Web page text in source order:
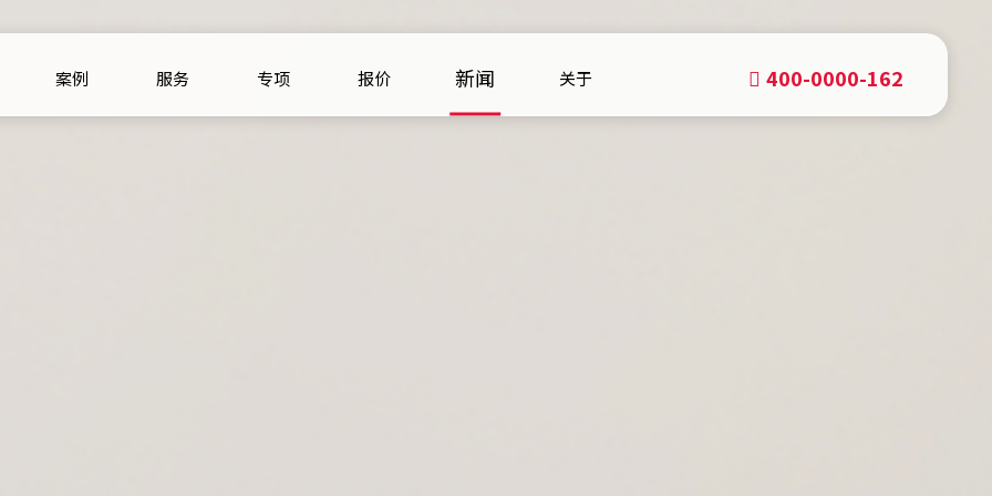
案例 服务 专项 报价 新闻 关于 400-0000-162